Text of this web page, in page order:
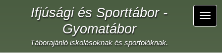
Ifjúsági és Sporttábor -
Gyomatábor
Táborajánló iskolásoknak és sportolóknak.